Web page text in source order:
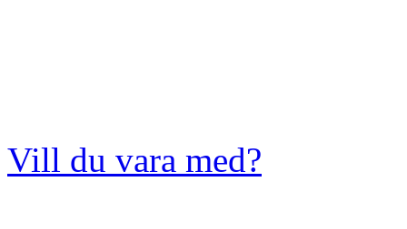
Vill du vara med?